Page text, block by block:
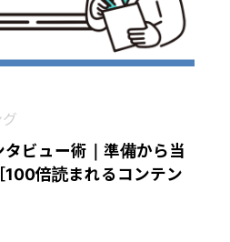
ビュー術｜準備から当
100倍読まれるコンテン